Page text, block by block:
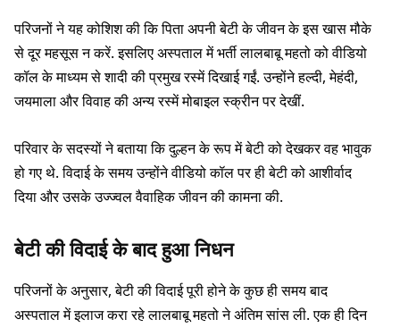
परिजनों ने यह कोशिश की कि पिता अपनी बेटी के जीवन के इस खास मौके
से दूर महसूस न करें. इसलिए अस्पताल में भर्ती लालबाबू महतो को वीडियो
कॉल के माध्यम से शादी की प्रमुख रस्में दिखाई गईं. उन्होंने हल्दी, मेहंदी,
जयमाला और विवाह की अन्य रस्में मोबाइल स्क्रीन पर देखीं.
परिवार के सदस्यों ने बताया कि दुल्हन के रूप में बेटी को देखकर वह भावुक
हो गए थे. विदाई के समय उन्होंने वीडियो कॉल पर ही बेटी को आशीर्वाद
दिया और उसके उज्ज्वल वैवाहिक जीवन की कामना की.
बेटी की विदाई के बाद हुआ निधन
परिजनों के अनुसार, बेटी की विदाई पूरी होने के कुछ ही समय बाद
अस्पताल में इलाज करा रहे लालबाबू महतो ने अंतिम सांस ली. एक ही दिन